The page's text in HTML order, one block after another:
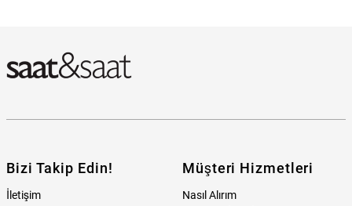
Bizi Takip Edin!
İletişim
Müşteri Hizmetleri
Nasıl Alırım